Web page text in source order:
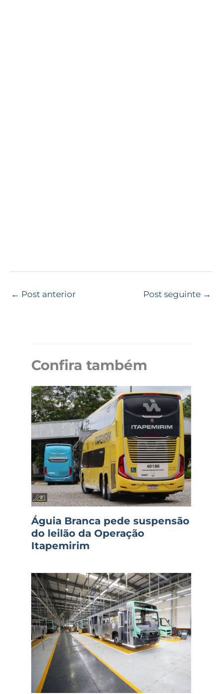
← Post anterior Post seguinte →
Confira também
Águia Branca pede suspensão
do leilão da Operação
Itapemirim